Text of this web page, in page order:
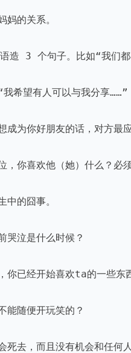
的关系。
造 3 个句子。比如“我们都
希望有人可以与我分享……”
为你好朋友的话，对方最
你喜欢他（她）什么？必
的囧事。
泣是什么时候？
已经开始喜欢ta的一些东
随便开玩笑的？
去，而且没有机会和任何